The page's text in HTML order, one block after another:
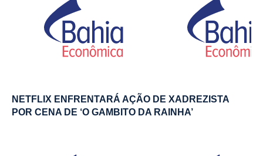
NETFLIX ENFRENTARÁ AÇÃO DE XADREZISTA
POR CENA DE ‘O GAMBITO DA RAINHA’